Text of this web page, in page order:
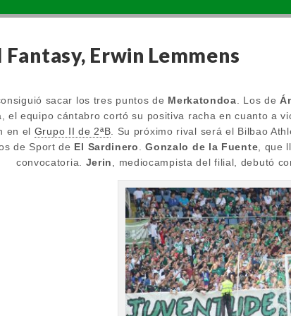
Erwin Lemmens
sacar los tres puntos de Merkatondoa . Los de
el equipo cántabro cortó su positiva racha en cuanto a
en el Grupo II de 2ªB . Su próximo rival será el Bilbao
de Sport de El Sardinero .Gonzalo de la Fuente , que
convocatoria. Jerin , mediocampista del filial, debutó